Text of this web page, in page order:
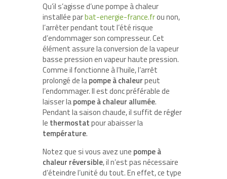
Qu’il s’agisse d’une pompe à chaleur
installée parbat-energie-france.frou non,
l’arrêter pendant tout l’été risque
d’endommager son compresseur. Cet
élément assure la conversion de la vapeur
basse pression en vapeur haute pression.
Comme il fonctionne à l’huile, l’arrêt
prolongé de lapompe à chaleurpeut
l’endommager. Il est donc préférable de
laisser lapompe à chaleur allumée.
Pendant la saison chaude, il suffit de régler
le thermostatpour abaisser la
température.
Notez que si vous avez une pompe à
chaleur réversible, il n’est pas nécessaire
d’éteindre l’unité du tout. En effet, ce type